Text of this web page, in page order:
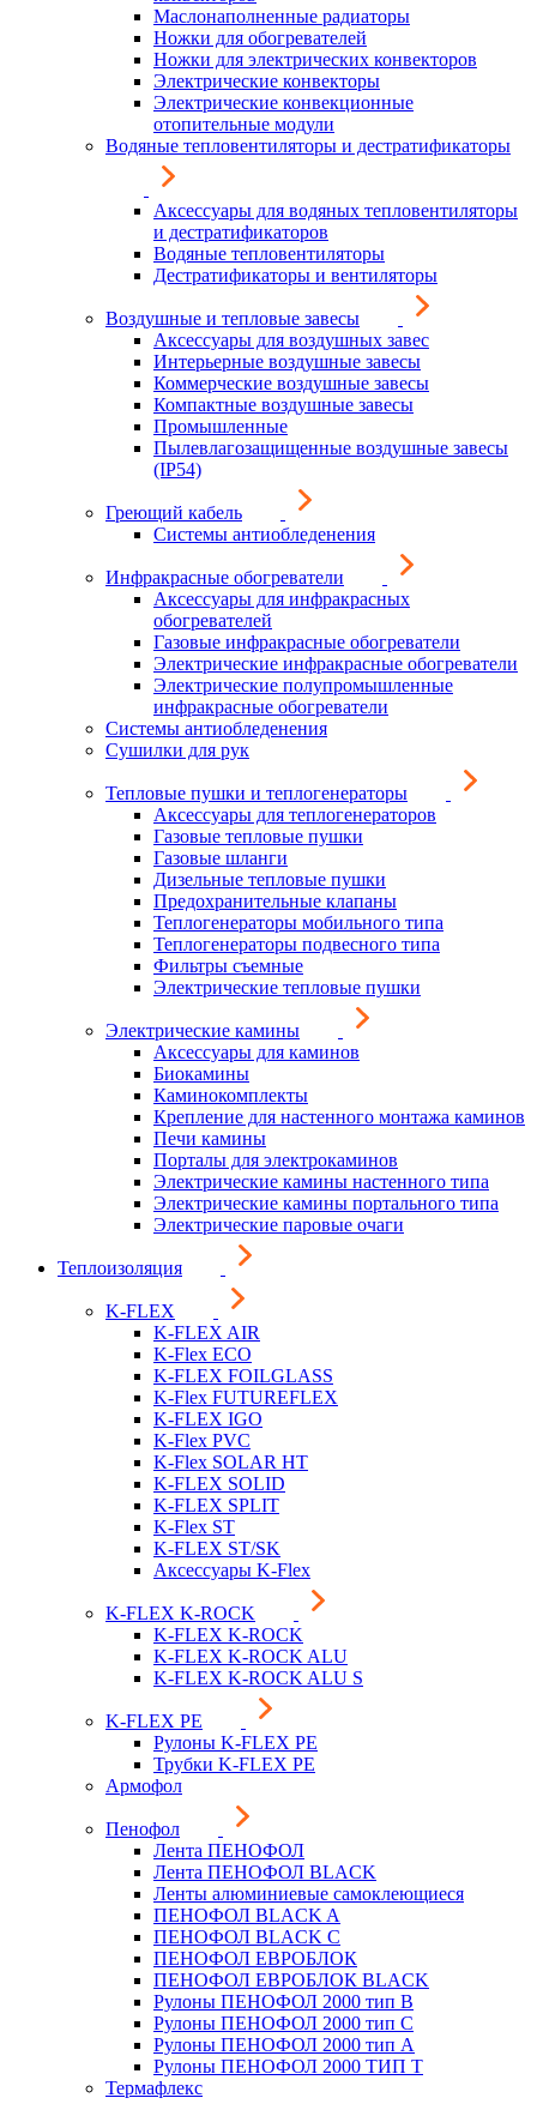
Маслонаполненные радиаторы
Ножки для обогревателей
Ножки для электрических конвекторов
Электрические конвекторы
Электрические конвекционные
отопительные модули
Водяные тепловентиляторы и дестратификаторы
Аксессуары для водяных тепловентиляторы
и дестратификаторов
Водяные тепловентиляторы
Дестратификаторы и вентиляторы
Воздушные и тепловые завесы
Аксессуары для воздушных завес
Интерьерные воздушные завесы
Коммерческие воздушные завесы
Компактные воздушные завесы
Промышленные
Пылевлагозащищенные воздушные завесы
(IP54)
Греющий кабель
Системы антиобледенения
Инфракрасные обогреватели
Аксессуары для инфракрасных
обогревателей
Газовые инфракрасные обогреватели
Электрические инфракрасные обогреватели
Электрические полупромышленные
инфракрасные обогреватели
Системы антиобледенения
Сушилки для рук
Тепловые пушки и теплогенераторы
Аксессуары для теплогенераторов
Газовые тепловые пушки
Газовые шланги
Дизельные тепловые пушки
Предохранительные клапаны
Теплогенераторы мобильного типа
Теплогенераторы подвесного типа
Фильтры съемные
Электрические тепловые пушки
Электрические камины
Аксессуары для каминов
Биокамины
Каминокомплекты
Крепление для настенного монтажа каминов
Печи камины
Порталы для электрокаминов
Электрические камины настенного типа
Электрические камины портального типа
Электрические паровые очаги
Теплоизоляция
K-FLEX
K-FLEX AIR
K-Flex ECO
K-FLEX FOILGLASS
K-Flex FUTUREFLEX
K-FLEX IGO
K-Flex PVC
K-Flex SOLAR HT
K-FLEX SOLID
K-FLEX SPLIT
K-Flex ST
K-FLEX ST/SK
Аксессуары K-Flex
K-FLEX K-ROCK
K-FLEX K-ROCK
K-FLEX K-ROCK ALU
K-FLEX K-ROCK ALU S
K-FLEX PE
Рулоны K-FLEX PE
Трубки K-FLEX PE
Армофол
Пенофол
Лента ПЕНОФОЛ
Лента ПЕНОФОЛ BLACK
Ленты алюминиевые самоклеющиеся
ПЕНОФОЛ BLACK A
ПЕНОФОЛ BLACK С
ПЕНОФОЛ ЕВРОБЛОК
ПЕНОФОЛ ЕВРОБЛОК BLACK
Рулоны ПЕНОФОЛ 2000 тип B
Рулоны ПЕНОФОЛ 2000 тип C
Рулоны ПЕНОФОЛ 2000 тип А
Рулоны ПЕНОФОЛ 2000 ТИП Т
Термафлекс